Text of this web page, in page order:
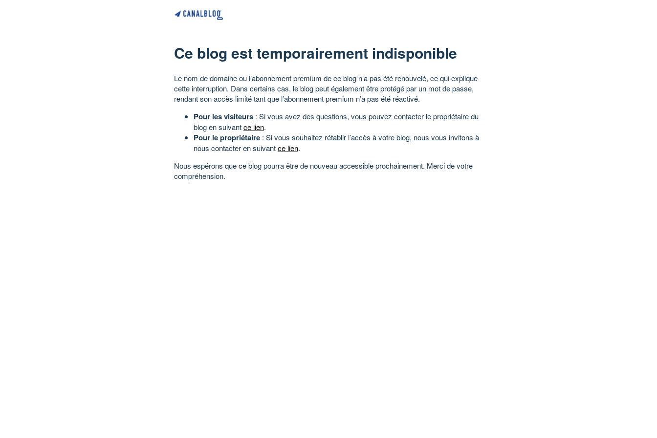
Ce blog est temporairement indisponible
Le nom de domaine ou l’abonnement premium de ce blog n’a pas été renouvelé, ce qui explique
cette interruption. Dans certains cas, le blog peut également être protégé par un mot de passe,
rendant son accès limité tant que l’abonnement premium n’a pas été réactivé.
Pour les visiteurs : Si vous avez des questions, vous pouvez contacter le propriétaire du
blog en suivantce lien.
Pour le propriétaire : Si vous souhaitez rétablir l’accès à votre blog, nous vous invitons à
nous contacter en suivantce lien.
Nous espérons que ce blog pourra être de nouveau accessible prochainement. Merci de votre
compréhension.